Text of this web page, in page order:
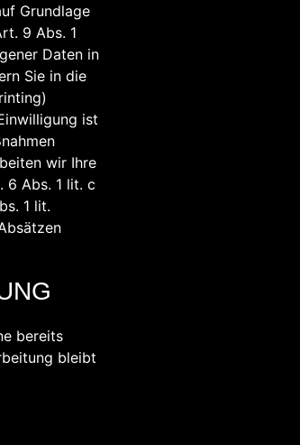
Grundlage
9 Abs. 1
Daten in
Sie in die
ist
wir Ihre
6 Abs. 1 lit. c
1 lit.
bereits
bleibt